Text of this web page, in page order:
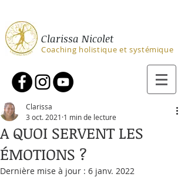
Clarissa Nicolet
Coaching holistique et systémique
A QUOI SERVENT LES
ÉMOTIONS ?
Clarissa
3 oct. 2021 1 min de lecture
Dernière mise à jour : 6 janv. 2022